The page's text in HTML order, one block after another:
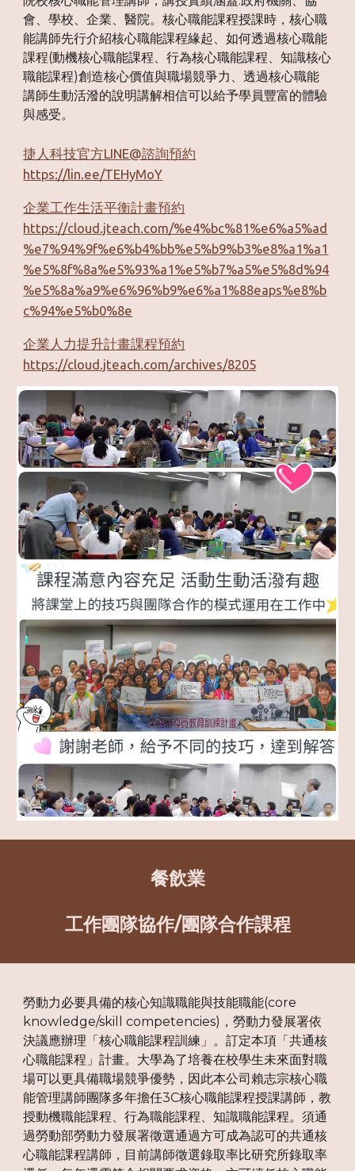
會、學校、企業、醫院。核心職能課程授課時，核心職
能講師先行介紹核心職能課程緣起、如何透過核心職能
課程(動機核心職能課程、行為核心職能課程、知識核心
職能課程)創造核心價值與職場競爭力、透過核心職能
講師生動活潑的說明講解相信可以給予學員豐富的體驗
與感受。
捷人科技官方LINE@諮詢預約
https://lin.ee/TEHyMoY
企業工作生活平衡計畫預約
https://cloud.jteach.com/%e4%bc%81%e6%a5%ad
%e7%94%9f%e6%b4%bb%e5%b9%b3%e8%a1%a1
%e5%8f%8a%e5%93%a1%e5%b7%a5%e5%8d%94
%e5%8a%a9%e6%96%b9%e6%a1%88eaps%e8%b
c%94%e5%b0%8e
企業人力提升計畫課程預約
https://cloud.jteach.com/archives/8205
餐飲業
工作團隊協作/團隊合作課程
勞動力必要具備的核心知識職能與技能職能(core
knowledge/skill competencies)，勞動力發展署依
決議應辦理「核心職能課程訓練」。訂定本項「共通核
心職能課程」計畫。大學為了培養在校學生未來面對職
場可以更具備職場競爭優勢，因此本公司賴志宗核心職
能管理講師團隊多年擔任3C核心職能課程授課講師，教
授動機職能課程、行為職能課程、知識職能課程。須通
過勞動部勞動力發展署徵選通過方可成為認可的共通核
心職能課程講師，目前講師徵選錄取率比研究所錄取率